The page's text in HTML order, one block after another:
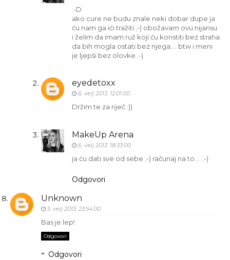
:-D
ako cure ne budu znale neki dobar dupe ja
ću nam ga ići tražiti ;-) obožavam ovu nijansu
i želim da imam ruž koji ću koristiti bez straha
da bih mogla ostati bez njega.... btw i meni
je ljepši bez olovke ;-)
eyedetoxx
6. velj 2013. 12:01:00
Držim te za riječ :))
MakeUp Arena
6. velj 2013. 18:33:00
ja ću dati sve od sebe ;-) računaj na to.... ;-)
Odgovori
Unknown
5. velj 2013. 23:54:00
Bas je lep!
Odgovori
Odgovori